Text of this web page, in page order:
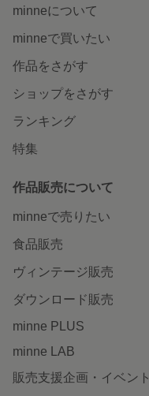
minneについて
minneで買いたい
作品をさがす
ショップをさがす
ランキング
特集
作品販売について
minneで売りたい
食品販売
ヴィンテージ販売
ダウンロード販売
minne PLUS
minne LAB
販売支援企画・イベント